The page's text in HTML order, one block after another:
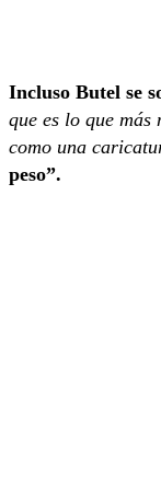
Incluso Butel se
que es lo que más
como una
peso”.